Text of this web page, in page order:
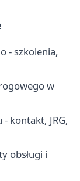
- szkolenia,
w
kontakt, JRG,
obsługi i